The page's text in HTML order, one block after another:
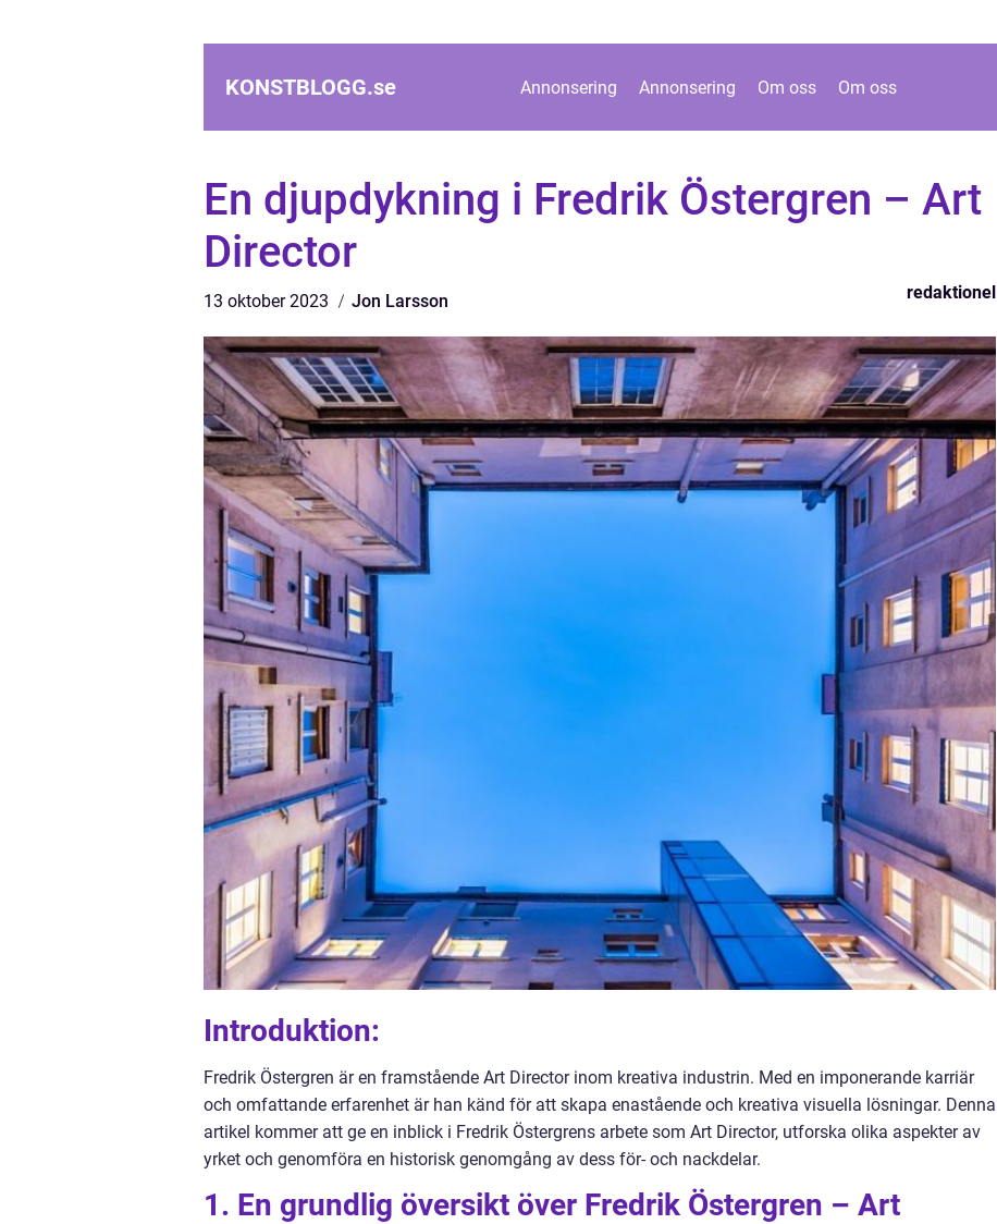
KONSTBLOGG.se Annonsering Annonsering Om oss Om oss
En djupdykning i Fredrik Östergren – Art
Director
13 oktober 2023 Jon Larsson redaktionel
Introduktion:
Fredrik Östergren är en framstående Art Director inom kreativa industrin. Med en imponerande karriär
och omfattande erfarenhet är han känd för att skapa enastående och kreativa visuella lösningar. Denna
artikel kommer att ge en inblick i Fredrik Östergrens arbete som Art Director, utforska olika aspekter av
yrket och genomföra en historisk genomgång av dess för- och nackdelar.
1. En grundlig översikt över Fredrik Östergren – Art